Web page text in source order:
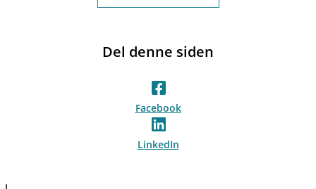
Del denne siden
Facebook
LinkedIn